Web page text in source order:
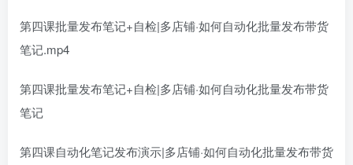
第四课批量发布笔记+自检|多店铺·如何自动化批量发布带货
笔记.mp4
第四课批量发布笔记+自检|多店铺·如何自动化批量发布带货
笔记
第四课自动化笔记发布演示|多店铺·如何自动化批量发布带货